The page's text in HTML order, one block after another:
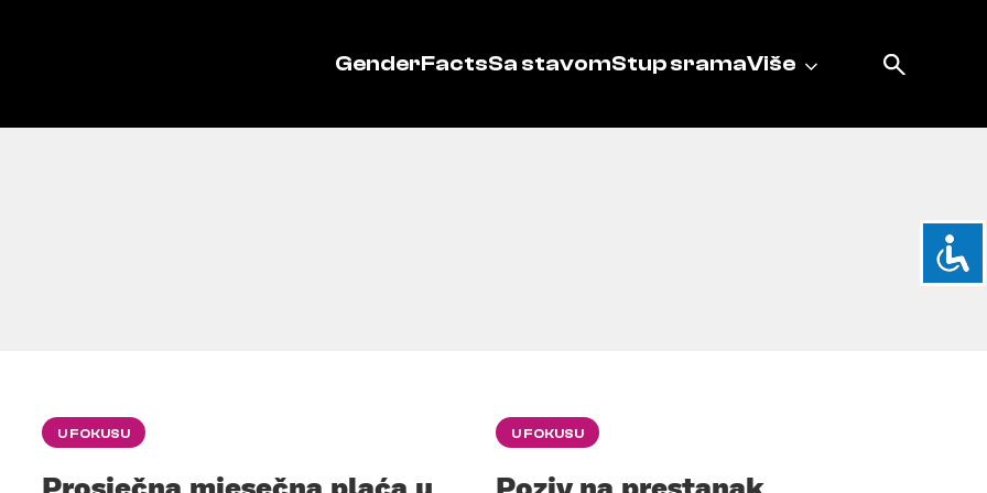
GenderFactsSa stavomStup sramaViše
U FOKUSU U FOKUSU